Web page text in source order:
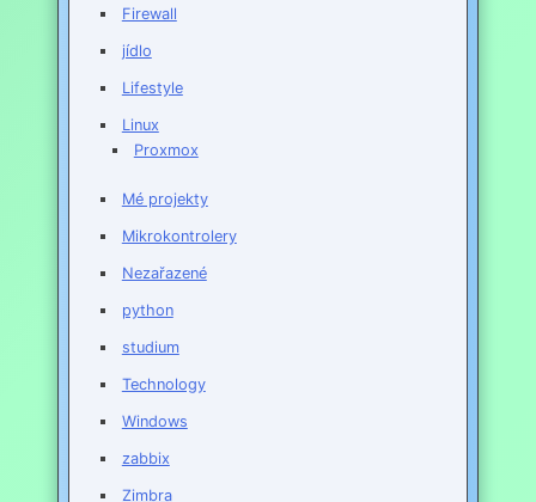
Firewall
jídlo
Lifestyle
Linux
Proxmox
Mé projekty
Mikrokontrolery
Nezařazené
python
studium
Technology
Windows
zabbix
Zimbra